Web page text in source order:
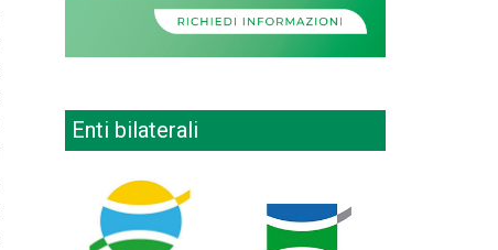
Enti bilaterali